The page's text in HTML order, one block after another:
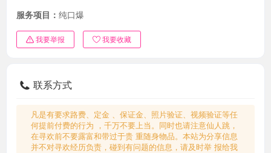
服务项目： 纯口爆
我要举报 我要收藏
联系方式
凡是有要求路费、定金 、保证金、照片验证、视频验证等任
何提前付费的行为 ，千万不要上当。同时也请注意仙人跳，
在寻欢前不要露富和带过于贵 重随身物品。本站为分享信息
并不对寻欢经历负责，碰到有问题的信息，请及时举 报给我